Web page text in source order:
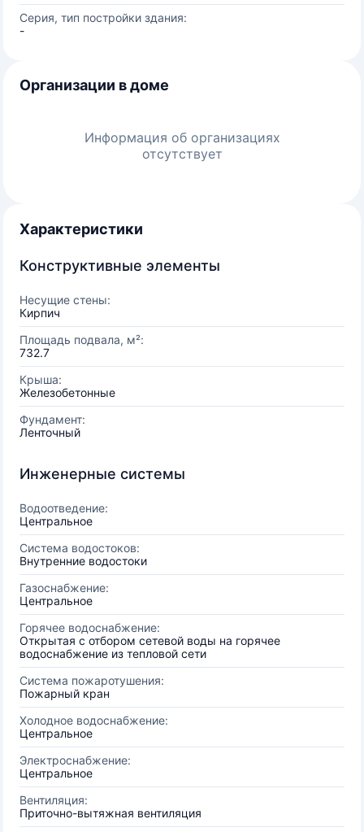
Серия, тип постройки здания:
-
Организации в доме
Информация об организациях
отсутствует
Характеристики
Конструктивные элементы
Несущие стены:
Кирпич
Площадь подвала, м²:
732.7
Крыша:
Железобетонные
Фундамент:
Ленточный
Инженерные системы
Водоотведение:
Центральное
Система водостоков:
Внутренние водостоки
Газоснабжение:
Центральное
Горячее водоснабжение:
Открытая с отбором сетевой воды на горячее
водоснабжение из тепловой сети
Система пожаротушения:
Пожарный кран
Холодное водоснабжение:
Центральное
Электроснабжение:
Центральное
Вентиляция:
Приточно-вытяжная вентиляция